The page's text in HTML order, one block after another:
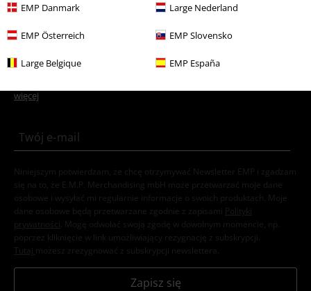
EMP Danmark Large Nederland
EMP Österreich EMP Slovensko
Large Belgique EMP España
Newsletter
więcej
Niniejszym potwierdzam, że chcę otrzymywać Newsletter EMP i zgadzam
się na to, że E.M.P. Merchandising mbH może przetwarzać moje dane
osobowe i wysyłać mi regularnie informacje o swoich produktach. Moje
dane osobowe będą przetwarzane zgodnie z zapisami
Polityki
prywatności . Mogę odwołać swoją zgodę w dowolnym momencie, np.
poprzez kliknięcie w link umożliwiający rezygnację z subskrypcji.
Tutaj możesz zrezygnować z subskrypcji newslettera.
Zapisz się